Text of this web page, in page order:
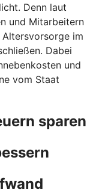
Denn laut
und Mitarbeitern
im
Dabei
und
vom Staat
sparen